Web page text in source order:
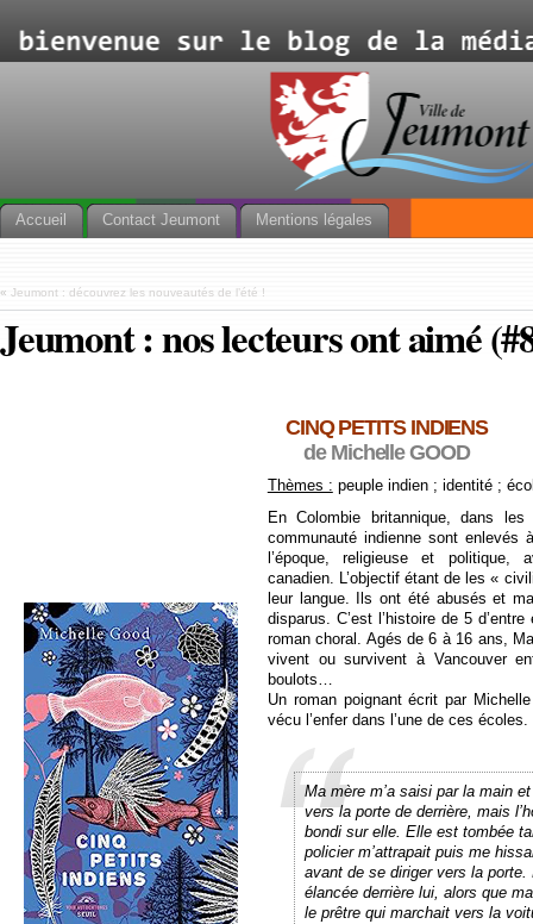
Accueil Contact Jeumont Mentions légales
« Jeumont : découvrez les nouveautés de l’été !
Jeumont : nos lecteurs ont aimé
CINQ PETITS INDIENS
de Michelle GOOD
Thèmes : peuple indien ; identité ;
En Colombie britannique, dans
communauté indienne sont enlevés
l’époque, religieuse et politique,
canadien. L’objectif étant de les «
leur langue. Ils ont été abusés et
disparus. C’est l’histoire de 5
roman choral. Agés de 6 à 16 ans,
vivent ou survivent à Vancouver
Un roman poignant écrit par
vécu l’enfer dans l’une de ces écoles.
Ma mère m’a saisi par la main
vers la porte de derrière, mais
bondi sur elle. Elle est tombée
policier m’attrapait puis me
avant de se diriger vers la porte.
élancée derrière lui, alors que
le prêtre qui marchait vers la